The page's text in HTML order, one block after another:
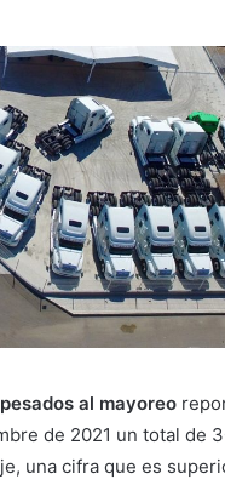
al mayoreo
de 2021 un total de
una cifra que es